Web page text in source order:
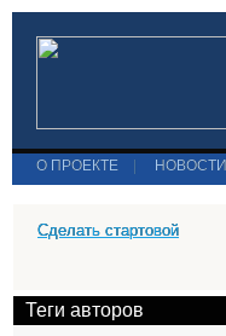
О ПРОЕКТЕ НОВОСТИ
Сделать стартовой
Теги авторов